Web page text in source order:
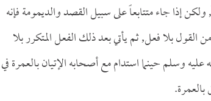
إذا جاء متتابعاً على سبيل القصد والديمومة فإنه
بلا فعل, ثم يأتي بعد ذلك الفعل المتكرر بلا
وسلم حينما استدام مع أصحابه الإتيان بالعمرة في